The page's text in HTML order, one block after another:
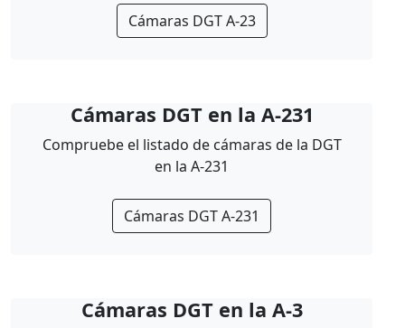
Cámaras DGT A-23
Cámaras DGT en la A-231
Compruebe el listado de cámaras de la DGT
en la A-231
Cámaras DGT A-231
Cámaras DGT en la A-3